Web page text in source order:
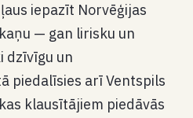
iepazīt Norvēģijas
— gan lirisku un
dzīvīgu un
piedalīsies arī Ventspils
klausītājiem piedāvās